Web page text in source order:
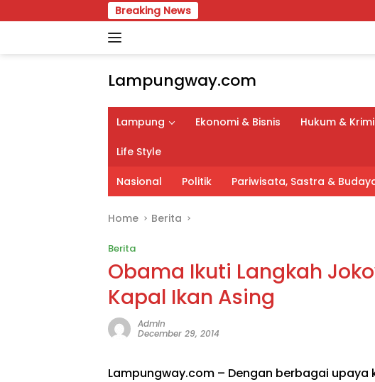
to
Breaking News
Lampungway.com
Berita
Daerah
Lampung
Terpercaya
dan
Terupdate
Lampung Ekonomi & Bisnis Hukum &
Life Style
Nasional Politik Pariwisata, Sastra &
Home Berita
Berita
Obama Ikuti Langkah
Kapal Ikan Asing
Admin
December 29, 2014
Lampungway.com – Dengan berbagai